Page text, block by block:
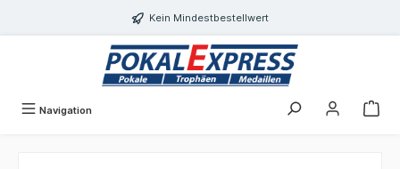
Kein Mindestbestellwert
Navigation